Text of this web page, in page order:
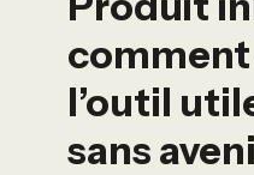
l’outil
sans